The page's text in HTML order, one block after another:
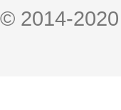
© 2014-